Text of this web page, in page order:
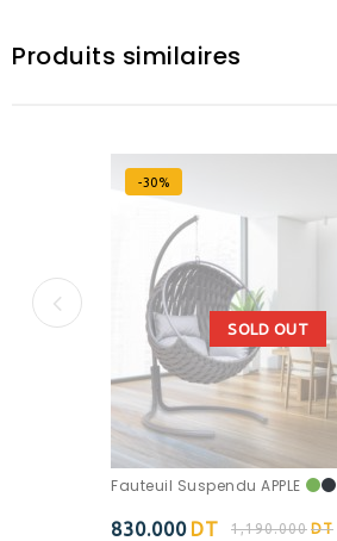
Produits similaires
SOLD OUT
-30%
Fauteuil Suspendu APPLE
1,190.000 DT
830.000 DT